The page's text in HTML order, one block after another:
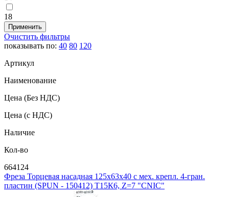
18
Очистить фильтры
показывать по: 40 80 120
Артикул
Наименование
Цена (Без НДС)
Цена (с НДС)
Наличие
Кол-во
664124
Фреза Торцевая насадная 125х63х40 с мех. крепл. 4-гран.
пластин (SPUN - 150412) Т15К6, Z=7 "CNIC"